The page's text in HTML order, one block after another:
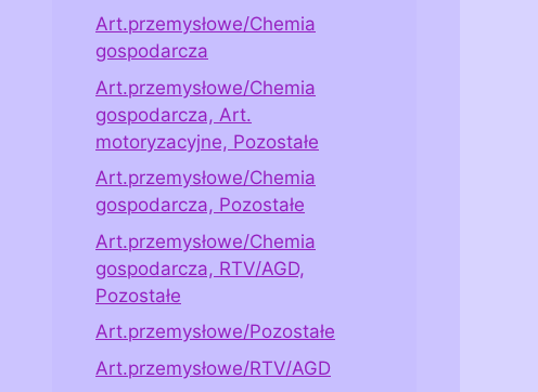
Art.przemysłowe/Chemia
gospodarcza
Art.przemysłowe/Chemia
gospodarcza, Art.
motoryzacyjne, Pozostałe
Art.przemysłowe/Chemia
gospodarcza, Pozostałe
Art.przemysłowe/Chemia
gospodarcza, RTV/AGD,
Pozostałe
Art.przemysłowe/Pozostałe
Art.przemysłowe/RTV/AGD